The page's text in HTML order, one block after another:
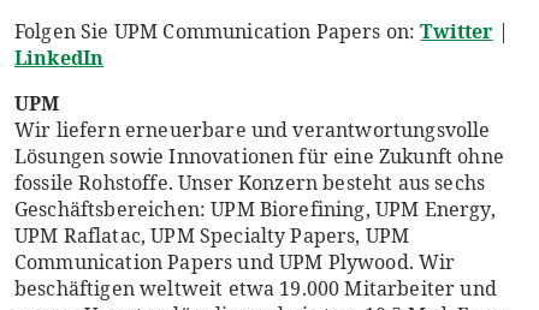
Folgen Sie UPM Communication Papers on:Twitter |
LinkedIn
UPM
Wir liefern erneuerbare und verantwortungsvolle
Lösungen sowie Innovationen für eine Zukunft ohne
fossile Rohstoffe. Unser Konzern besteht aus sechs
Geschäftsbereichen: UPM Biorefining, UPM Energy,
UPM Raflatac, UPM Specialty Papers, UPM
Communication Papers und UPM Plywood. Wir
beschäftigen weltweit etwa 19.000 Mitarbeiter und